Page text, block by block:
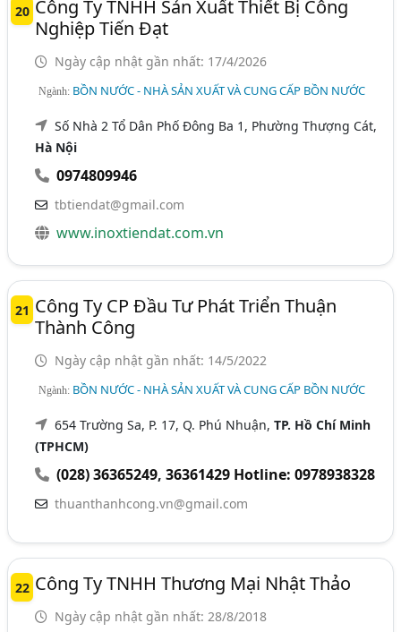
20 Công Ty TNHH Sản Xuất Thiết Bị Công
Nghiệp Tiến Đạt
Ngày cập nhật gần nhất: 17/4/2026
Ngành: BỒN NƯỚC - NHÀ SẢN XUẤT VÀ CUNG CẤP BỒN NƯỚC
Số Nhà 2 Tổ Dân Phố Đông Ba 1, Phường Thượng Cát,
Hà Nội
0974809946
tbtiendat@gmail.com
www.inoxtiendat.com.vn
21 Công Ty CP Đầu Tư Phát Triển Thuận
Thành Công
Ngày cập nhật gần nhất: 14/5/2022
Ngành: BỒN NƯỚC - NHÀ SẢN XUẤT VÀ CUNG CẤP BỒN NƯỚC
654 Trường Sa, P. 17, Q. Phú Nhuận,TP. Hồ Chí Minh
(TPHCM)
(028) 36365249,36361429 Hotline: 0978938328
thuanthanhcong.vn@gmail.com
22 Công Ty TNHH Thương Mại Nhật Thảo
Ngày cập nhật gần nhất: 28/8/2018